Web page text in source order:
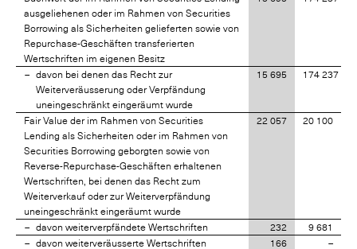
ausgeliehenen oder im Rahmen von Securities
Borrowing als Sicherheiten gelieferten sowie von
Repurchase-Geschäften transferierten
Wertschriften im eigenen Besitz
davon bei denen das Recht zur
Weiterveräusserung oder Verpfändung
uneingeschränkt eingeräumt wurde
15 695 174 237
Fair Value der im Rahmen von Securities
Lending als Sicherheiten oder im Rahmen von
Securities Borrowing geborgten sowie von
Reverse-Repurchase-Geschäften erhaltenen
Wertschriften, bei denen das Recht zum
Weiterverkauf oder zur Weiterverpfändung
uneingeschränkt eingeräumt wurde
22 057 20 100
davon weiterverpfändete Wertschriften 232
9 681
davon weiterveräusserte Wertschriften
166 –